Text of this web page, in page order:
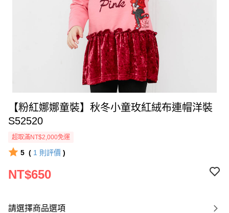
【粉紅娜娜童裝】秋冬小童玫紅絨布連帽洋裝
S52520
超取滿NT$2,000免運
5 ( 1 則評價 )
NT$650
請選擇商品選項